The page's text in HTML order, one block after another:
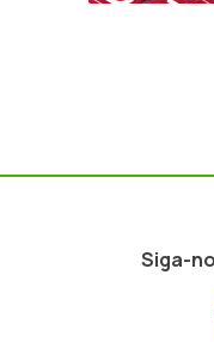
Siga-